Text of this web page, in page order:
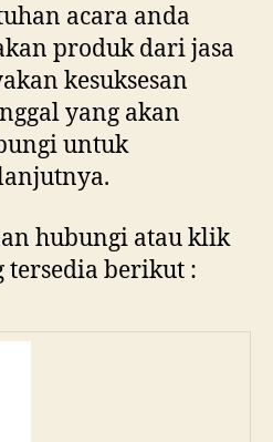
acara anda
produk dari jasa
kesuksesan
yang akan
untuk
hubungi atau klik
tersedia berikut :